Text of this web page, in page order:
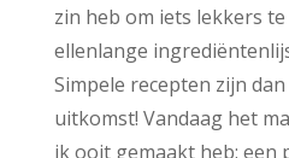
zin heb om iets lekkers
ellenlange
Simpele recepten zijn
uitkomst! Vandaag het
ik ooit gemaakt heb: een